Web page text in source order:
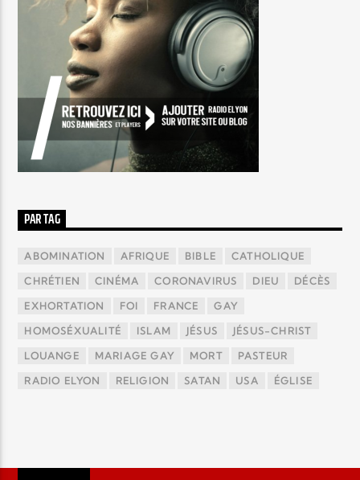
PAR TAG
ABOMINATION AFRIQUE BIBLE CATHOLIQUE
CHRÉTIEN CINÉMA CORONAVIRUS DIEU DÉCÈS
EXHORTATION FOI FRANCE GAY
HOMOSÉXUALITÉ ISLAM JÉSUS JÉSUS-CHRIST
LOUANGE MARIAGE GAY MORT PASTEUR
RADIO ELYON RELIGION SATAN USA ÉGLISE